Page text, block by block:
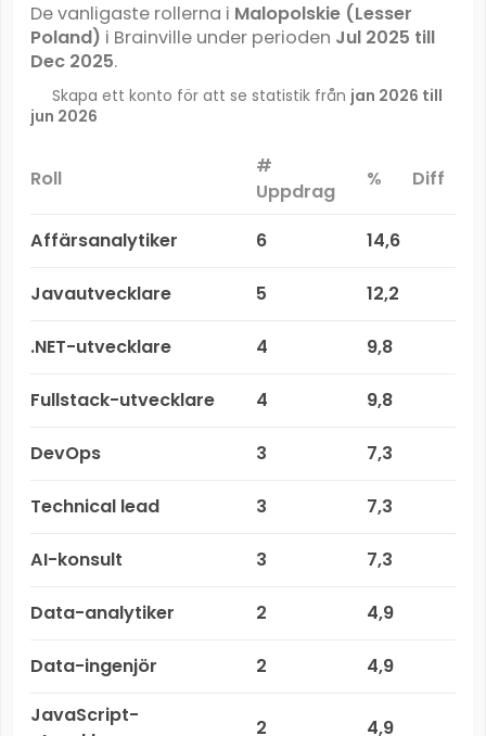
De vanligaste rollerna i Malopolskie (Lesser
Poland) i Brainville under perioden Jul 2025 till
Dec 2025.
Skapa ett konto för att se statistik från jan 2026 till
jun 2026
Roll
#
Uppdrag
% Diff
Affärsanalytiker 6 14,6
Javautvecklare 5 12,2
.NET-utvecklare 4 9,8
Fullstack-utvecklare 4 9,8
DevOps 3 7,3
Technical lead 3 7,3
AI-konsult 3 7,3
Data-analytiker 2 4,9
Data-ingenjör 2
4,9
JavaScript-
2 4,9